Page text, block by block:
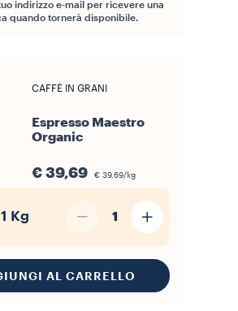
indirizzo e-mail per ricevere una
quando tornerà disponibile.
CAFFÈ IN GRANI
Espresso Maestro
Organic
€ 39,69 € 39,69/kg
1 Kg 1
AL CARRELLO